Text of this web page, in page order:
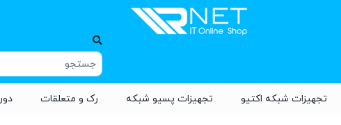
تجهیزات شبکه اکتیو تجهیزات پسیو شبکه رک و متعلقات